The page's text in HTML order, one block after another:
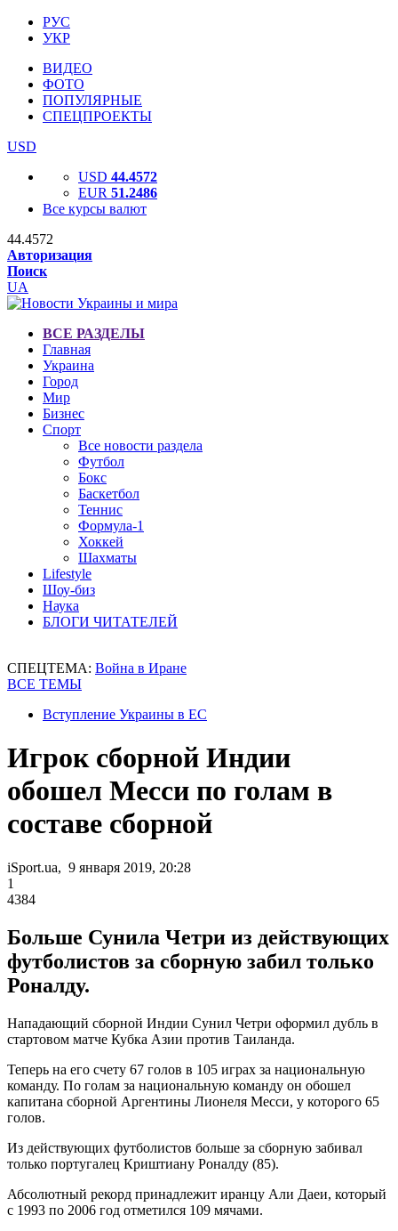
РУС
УКР
ВИДЕО
ФОТО
ПОПУЛЯРНЫЕ
СПЕЦПРОЕКТЫ
USD
USD 44.4572
EUR 51.2486
Все курсы валют
44.4572
Авторизация
Поиск
UA
ВСЕ РАЗДЕЛЫ
Главная
Украина
Город
Мир
Бизнес
Спорт
Все новости раздела
Футбол
Бокс
Баскетбол
Теннис
Формула-1
Хоккей
Шахматы
Lifestyle
Шоу-биз
Наука
БЛОГИ ЧИТАТЕЛЕЙ
СПЕЦТЕМА: Война в Иране
ВСЕ ТЕМЫ
Вступление Украины в ЕС
Игрок сборной Индии
обошел Месси по голам в
составе сборной
iSport.ua, 9 января 2019, 20:28
1
4384
Больше Сунила Четри из действующих
футболистов за сборную забил только
Роналду.
Нападающий сборной Индии Сунил Четри оформил дубль в
стартовом матче Кубка Азии против Таиланда.
Теперь на его счету 67 голов в 105 играх за национальную
команду. По голам за национальную команду он обошел
капитана сборной Аргентины Лионеля Месси, у которого 65
голов.
Из действующих футболистов больше за сборную забивал
только португалец Криштиану Роналду (85).
Абсолютный рекорд принадлежит иранцу Али Даеи, который
с 1993 по 2006 год отметился 109 мячами.